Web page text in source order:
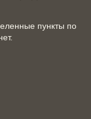
пункты по